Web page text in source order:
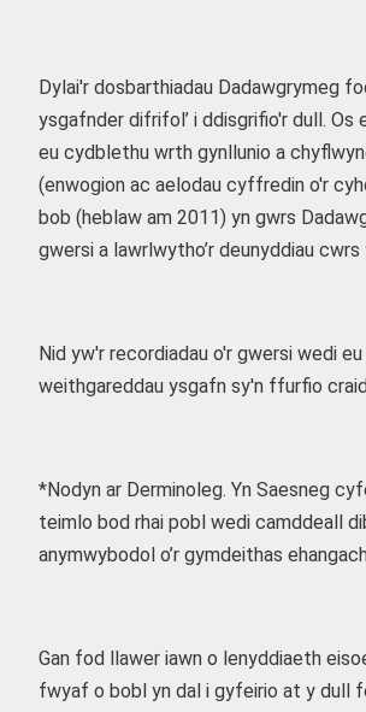
Dylai'r dosbarthiadau Dadawgrymeg
ysgafnder difrifol’ i ddisgrifio'r dull.
eu cydblethu wrth gynllunio a
(enwogion ac aelodau cyffredin o'r
bob (heblaw am 2011) yn gwrs
gwersi a lawrlwytho’r deunyddiau
Nid yw'r recordiadau o'r gwersi wedi
weithgareddau ysgafn sy'n ffurfio
*Nodyn ar Derminoleg. Yn Saesneg
teimlo bod rhai pobl wedi camddeall
anymwybodol o’r gymdeithas
Gan fod llawer iawn o lenyddiaeth
fwyaf o bobl yn dal i gyfeirio at y dull